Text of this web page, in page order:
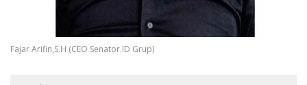
Fajar Arifin,S.H (CEO Senator.ID Grup)